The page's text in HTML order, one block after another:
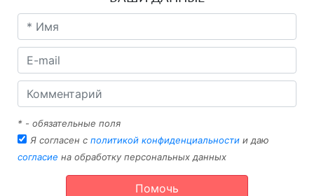
* - обязательные поля
Я согласен с политикой конфиденциальности и даю
согласие на обработку персональных данных
Помочь